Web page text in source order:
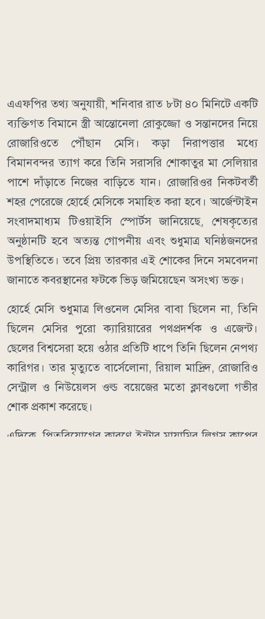
এএফপির তথ্য অনুযায়ী, শনিবার রাত ৮টা ৪০ মিনিটে একটি
ব্যক্তিগত বিমানে স্ত্রী আন্তোনেলা রোকুজ্জো ও সন্তানদের নিয়ে
রোজারিওতে পৌঁছান মেসি। কড়া নিরাপত্তার মধ্যে
বিমানবন্দর ত্যাগ করে তিনি সরাসরি শোকাতুর মা সেলিয়ার
পাশে দাঁড়াতে নিজের বাড়িতে যান। রোজারিওর নিকটবর্তী
শহর পেরেজে হোর্হে মেসিকে সমাহিত করা হবে। আর্জেন্টাইন
সংবাদমাধ্যম টিওয়াইসি স্পোর্টস জানিয়েছে, শেষকৃত্যের
অনুষ্ঠানটি হবে অত্যন্ত গোপনীয় এবং শুধুমাত্র ঘনিষ্ঠজনদের
উপস্থিতিতে। তবে প্রিয় তারকার এই শোকের দিনে সমবেদনা
জানাতে কবরস্থানের ফটকে ভিড় জমিয়েছেন অসংখ্য ভক্ত।
হোর্হে মেসি শুধুমাত্র লিওনেল মেসির বাবা ছিলেন না, তিনি
ছিলেন মেসির পুরো ক্যারিয়ারের পথপ্রদর্শক ও এজেন্ট।
ছেলের বিশ্বসেরা হয়ে ওঠার প্রতিটি ধাপে তিনি ছিলেন নেপথ্য
কারিগর। তার মৃত্যুতে বার্সেলোনা, রিয়াল মাদ্রিদ, রোজারিও
সেন্ট্রাল ও নিউয়েলস ওল্ড বয়েজের মতো ক্লাবগুলো গভীর
শোক প্রকাশ করেছে।
এদিকে, পিতৃবিয়োগের কারণে ইন্টার মায়ামির লিগস কাপের